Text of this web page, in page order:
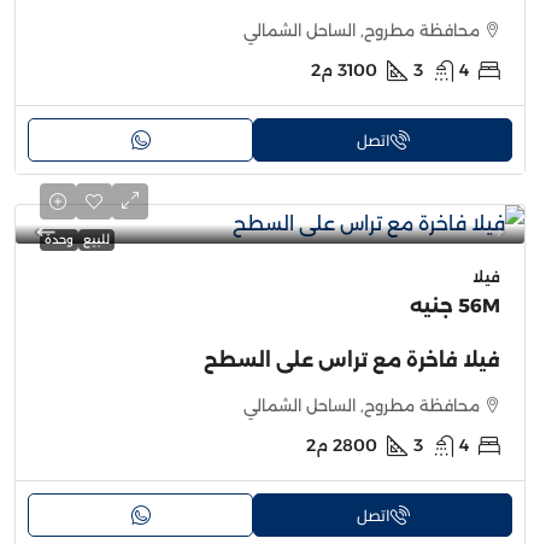
محافظة مطروح, الساحل الشمالي
4
3
3100 م2
اتصل
للبيع وحدة
فيلا
56M جنيه
فيلا فاخرة مع تراس على السطح
محافظة مطروح, الساحل الشمالي
4
3
2800 م2
اتصل